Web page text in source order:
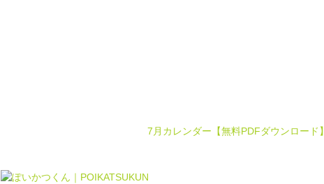
7月カレンダー【無料PDFダウンロード】